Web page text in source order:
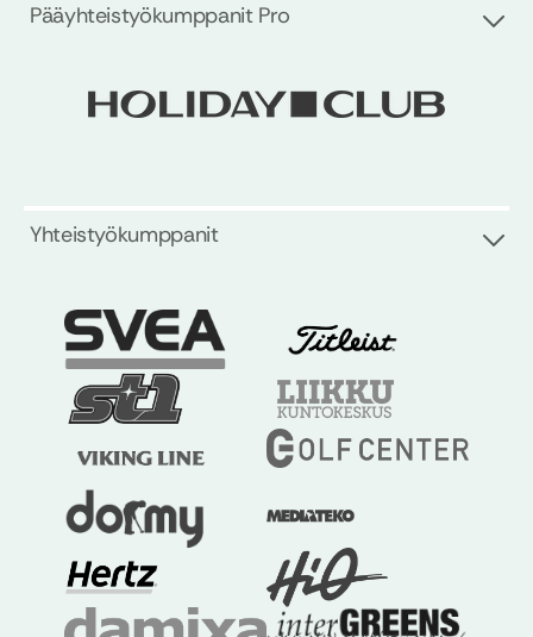
Pääyhteistyökumppanit Pro
Yhteistyökumppanit